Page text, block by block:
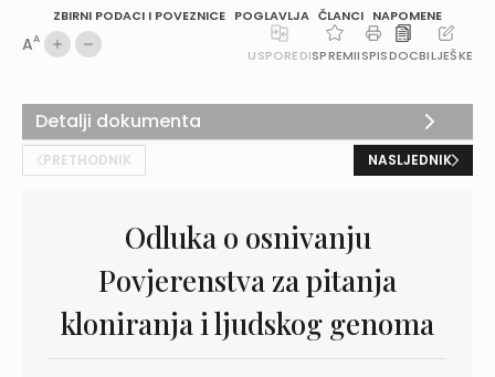
ZBIRNI PODACI I POVEZNICE POGLAVLJA ČLANCI NAPOMENE
AA
USPOREDISPREMIISPISDOCBILJEŠKE
PRETHODNIK NASLJEDNIK
Odluka o osnivanju
Povjerenstva za pitanja
kloniranja i ljudskog genoma
Detalji dokumenta